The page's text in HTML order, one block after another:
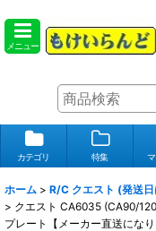
メニュー
カテゴリ 特集
ホーム > R/C クエスト (発送
> クエスト CA6035 (CA90/
プレート【メーカー直送になり